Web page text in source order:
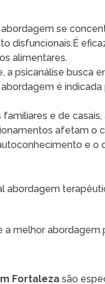
abordagem se
disfuncionais.É
alimentares.
a psicanálise busca
é
e de
afetam o
e o
abordagem
melhor abordagem
Fortaleza são